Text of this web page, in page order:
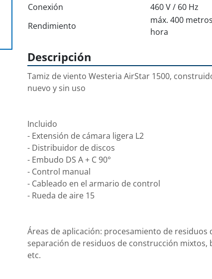
Conexión
460 V / 60 Hz
Rendimiento
máx. 400
hora
Descripción
Tamiz de viento Westeria AirStar 1500,
nuevo y sin uso
Incluido
- Extensión de cámara ligera L2
- Distribuidor de discos
- Embudo DS A + C 90°
- Control manual
- Cableado en el armario de control
- Rueda de aire 15
Áreas de aplicación: procesamiento de residuos
separación de residuos de construcción mixtos,
etc.